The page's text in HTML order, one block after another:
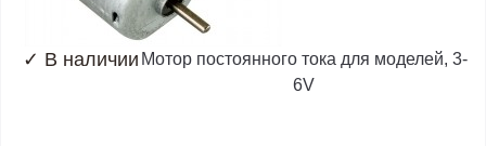
✓ В наличии Мотор постоянного тока для моделей, 3-
6V